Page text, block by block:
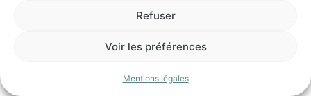
Refuser
Voir les préférences
Mentions légales
Cette technologie permet àhttps://www.charpente-
visiteurs face au Site et l’efficacité de ses actions (par
les informations consultées), ainsi que l’utilisation de ce